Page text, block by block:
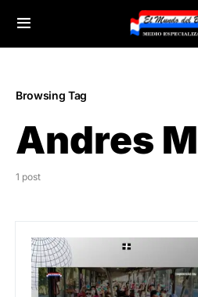
Browsing Tag
Andres
1 post